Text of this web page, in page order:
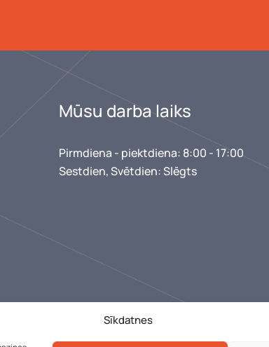
Sīkdatnes
Mūsu darba laiks
Pirmdiena - piektdiena: 8:00 - 17:00
Sestdien, Svētdien: Slēgts